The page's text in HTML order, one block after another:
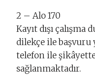
2 – Alo 170
Kayıt dışı
dilekçe ile başvuru
telefon ile
sağlanmaktadır.